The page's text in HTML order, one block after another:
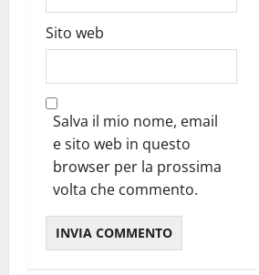
Sito web
Salva il mio nome, email
e sito web in questo
browser per la prossima
volta che commento.